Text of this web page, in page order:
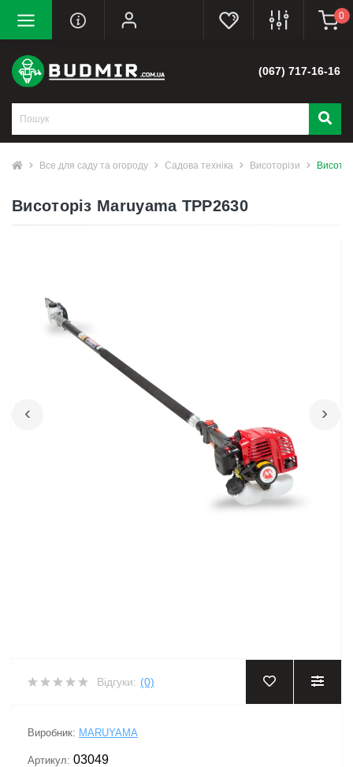
0
(067) 717-16-16
Все для саду та огороду Садова техніка Висоторізи
Висоторіз Maruyama TPP2630
‹ ›
Відгуки: (0)
Виробник: MARUYAMA
Артикул: 03049